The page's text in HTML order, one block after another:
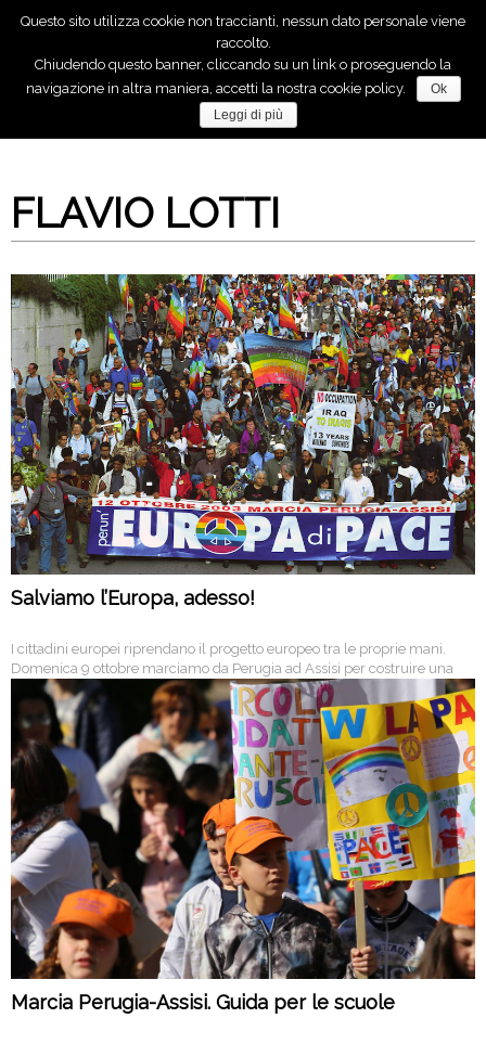
Anche tu, puoi fare molto per la pace!
FLAVIO LOTTI
Salviamo l’Europa, adesso!
I cittadini europei riprendano il progetto europeo tra le proprie mani.
Domenica 9 ottobre marciamo da Perugia ad Assisi per costruire una
nuova Europa solidale e nonviolenta.
Marcia Perugia-Assisi. Guida per le scuole
Questo sito utilizza cookie non traccianti, nessun dato personale viene
raccolto.
Chiudendo questo banner, cliccando su un link o proseguendo la
navigazione in altra maniera, accetti la nostra cookie policy.
Ok
Leggi di più